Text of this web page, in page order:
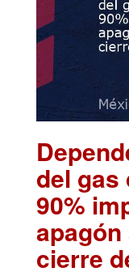
del gas
90%
cierre